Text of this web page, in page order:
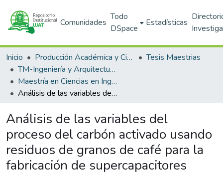
Comunidades
Todo
DSpace
Estadísticas
Inicio Producción Académica y Científica
Tesis Maestrias
TM-Ingeniería y Arquitectura (DAIA)
Maestría en Ciencias en Ingeniería (PNPC)
Análisis de las variables del proceso del carbón activado usando residuos de granos de café para la fabricación de supercapacitores
Análisis de las variables del
proceso del carbón activado usando
residuos de granos de café para la
fabricación de supercapacitores